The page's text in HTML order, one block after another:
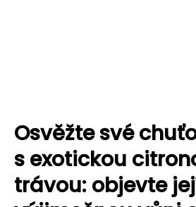
Osvěžte své
s exotickou
trávou: objevte